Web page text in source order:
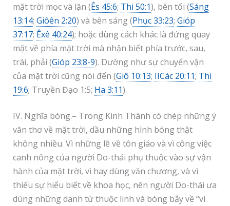
mặt trời mọc và lặn (Ês 45:6; Thi 50:1), bên tối (Sáng
13:14; Giôên 2:20) và bên sáng (Phục 33:23; Gióp
37:17; Êxê 40:24); hoặc dùng cách khác là đứng quay
mặt về phía mặt trời mà nhận biết phía trước, sau,
trái, phải (Gióp 23:8-9). Dường như sự chuyển vận
của mặt trời cũng nói đến (Giô 10:13; IICác 20:11; Thi
19:6; Truyền Đạo 1:5; Ha 3:11).
IV. Nghĩa bóng.– Trong Kinh Thánh có chép những ý
văn thơ về mặt trời, dầu những hình bóng thật
không nhiều. Vì những lẽ về tôn giáo và vì công việc
canh nông của người Do-thái phụ thuộc vào sự vận
hành của mặt trời, vì hay dùng văn chương, và vì
thiếu sự hiểu biết về khoa học, nên người Do-thái ưa
dùng những danh từ thuộc linh và bóng bẫy về “vì